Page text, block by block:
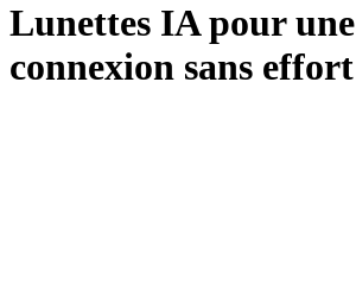
Lunettes IA pour une
connexion sans effort